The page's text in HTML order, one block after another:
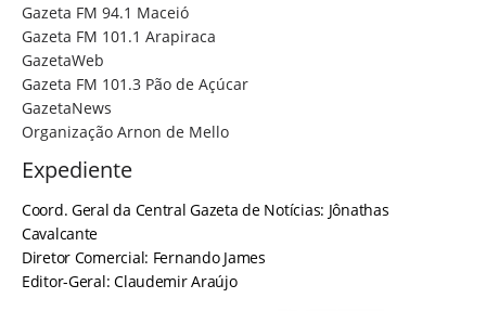
Gazeta FM 94.1 Maceió
Gazeta FM 101.1 Arapiraca
GazetaWeb
Gazeta FM 101.3 Pão de Açúcar
GazetaNews
Organização Arnon de Mello
Expediente
Coord. Geral da Central Gazeta de Notícias: Jônathas
Cavalcante
Diretor Comercial: Fernando James
Editor-Geral: Claudemir Araújo